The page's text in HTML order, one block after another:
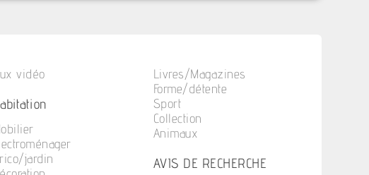
vidéo
jardin
Livres/Magazines
Forme/détente
Sport
Collection
Animaux
AVIS DE RECHERCHE